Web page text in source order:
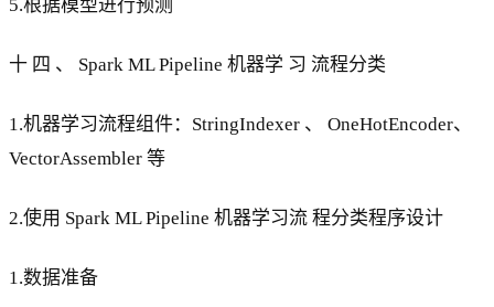
5.根据模型进行预测
十 四 、 Spark ML Pipeline 机器学 习 流程分类
1.机器学习流程组件：StringIndexer 、 OneHotEncoder、
VectorAssembler 等
2.使用 Spark ML Pipeline 机器学习流 程分类程序设计
1.数据准备